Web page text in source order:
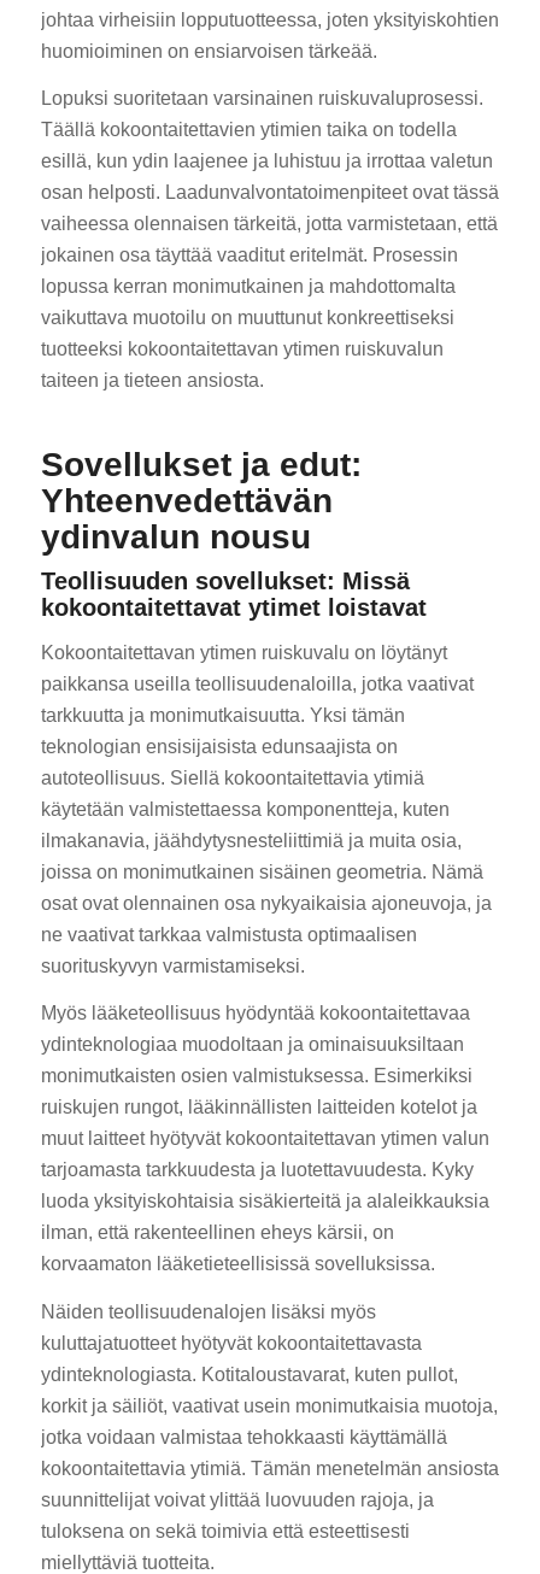
johtaa virheisiin lopputuotteessa, joten yksityiskohtien
huomioiminen on ensiarvoisen tärkeää.
Lopuksi suoritetaan varsinainen ruiskuvaluprosessi.
Täällä kokoontaitettavien ytimien taika on todella
esillä, kun ydin laajenee ja luhistuu ja irrottaa valetun
osan helposti. Laadunvalvontatoimenpiteet ovat tässä
vaiheessa olennaisen tärkeitä, jotta varmistetaan, että
jokainen osa täyttää vaaditut eritelmät. Prosessin
lopussa kerran monimutkainen ja mahdottomalta
vaikuttava muotoilu on muuttunut konkreettiseksi
tuotteeksi kokoontaitettavan ytimen ruiskuvalun
taiteen ja tieteen ansiosta.
Sovellukset ja edut:
Yhteenvedettävän
ydinvalun nousu
Teollisuuden sovellukset: Missä
kokoontaitettavat ytimet loistavat
Kokoontaitettavan ytimen ruiskuvalu on löytänyt
paikkansa useilla teollisuudenaloilla, jotka vaativat
tarkkuutta ja monimutkaisuutta. Yksi tämän
teknologian ensisijaisista edunsaajista on
autoteollisuus. Siellä kokoontaitettavia ytimiä
käytetään valmistettaessa komponentteja, kuten
ilmakanavia, jäähdytysnesteliittimiä ja muita osia,
joissa on monimutkainen sisäinen geometria. Nämä
osat ovat olennainen osa nykyaikaisia ajoneuvoja, ja
ne vaativat tarkkaa valmistusta optimaalisen
suorituskyvyn varmistamiseksi.
Myös lääketeollisuus hyödyntää kokoontaitettavaa
ydinteknologiaa muodoltaan ja ominaisuuksiltaan
monimutkaisten osien valmistuksessa. Esimerkiksi
ruiskujen rungot, lääkinnällisten laitteiden kotelot ja
muut laitteet hyötyvät kokoontaitettavan ytimen valun
tarjoamasta tarkkuudesta ja luotettavuudesta. Kyky
luoda yksityiskohtaisia sisäkierteitä ja alaleikkauksia
ilman, että rakenteellinen eheys kärsii, on
korvaamaton lääketieteellisissä sovelluksissa.
Näiden teollisuudenalojen lisäksi myös
kuluttajatuotteet hyötyvät kokoontaitettavasta
ydinteknologiasta. Kotitaloustavarat, kuten pullot,
korkit ja säiliöt, vaativat usein monimutkaisia muotoja,
jotka voidaan valmistaa tehokkaasti käyttämällä
kokoontaitettavia ytimiä. Tämän menetelmän ansiosta
suunnittelijat voivat ylittää luovuuden rajoja, ja
tuloksena on sekä toimivia että esteettisesti
miellyttäviä tuotteita.